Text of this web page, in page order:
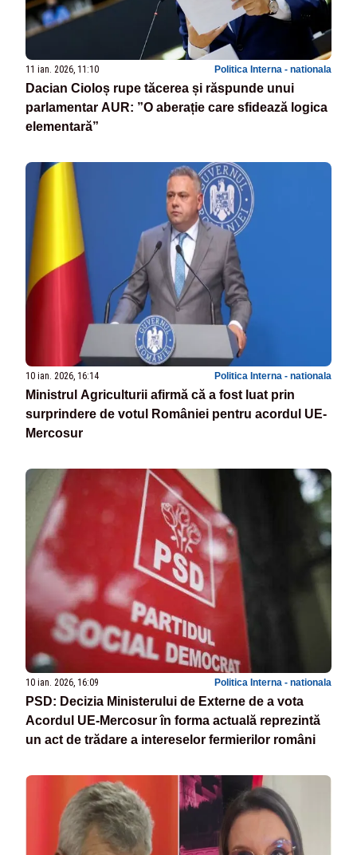
11 ian. 2026, 11:10 Politica Interna - nationala
Dacian Cioloș rupe tăcerea și răspunde unui
parlamentar AUR: ”O aberație care sfidează logica
elementară”
10 ian. 2026, 16:14 Politica Interna - nationala
Ministrul Agriculturii afirmă că a fost luat prin
surprindere de votul României pentru acordul UE-
Mercosur
10 ian. 2026, 16:09 Politica Interna - nationala
PSD: Decizia Ministerului de Externe de a vota
Acordul UE-Mercosur în forma actuală reprezintă
un act de trădare a intereselor fermierilor români